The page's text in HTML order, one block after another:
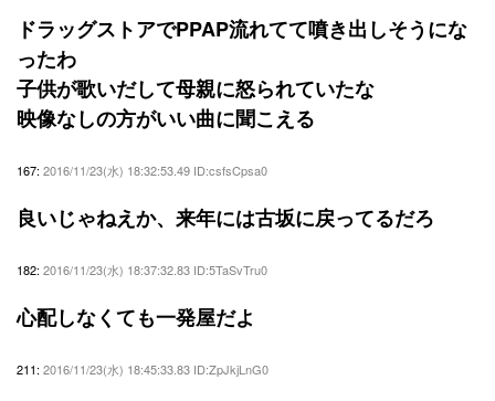
ドラッグストアでPPAP流れてて噴き出しそうにな
ったわ
子供が歌いだして母親に怒られていたな
映像なしの方がいい曲に聞こえる
167: 2016/11/23(水) 18:32:53.49 ID:csfsCpsa0
良いじゃねえか、来年には古坂に戻ってるだろ
182: 2016/11/23(水) 18:37:32.83 ID:5TaSvTru0
心配しなくても一発屋だよ
211: 2016/11/23(水) 18:45:33.83 ID:ZpJkjLnG0